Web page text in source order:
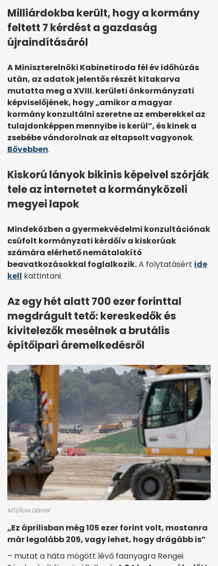
Milliárdokba került, hogy a kormány
feltett 7 kérdést a gazdaság
újraindításáról
A Miniszterelnöki Kabinetiroda fél év időhúzás
után, az adatok jelentős részét kitakarva
mutatta meg a XVIII. kerületi önkormányzati
képviselőjének, hogy „amikor a magyar
kormány konzultálni szeretne az emberekkel az
tulajdonképpen mennyibe is kerül”, és kinek a
zsebébe vándorolnak az eltapsolt vagyonok.
Bővebben.
Kiskorú lányok bikinis képeivel szórják
tele az internetet a kormányközeli
megyei lapok
Mindeközben a gyermekvédelmi konzultációnak
csúfolt kormányzati kérdőív a kiskorúak
számára elérhető nemátalakító
beavatkozásokkal foglalkozik.A folytatásért ide
kell kattintani.
Az egy hét alatt 700 ezer forinttal
megdrágult tető: kereskedők és
kivitelezők mesélnek a brutális
építőipari áremelkedésről
MTI/Kiss Dániel
„Ez áprilisban még 105 ezer forint volt, mostanra
már legalább 205, vagy lehet, hogy drágább is”
– mutat a háta mögött lévő faanyagra Rengei